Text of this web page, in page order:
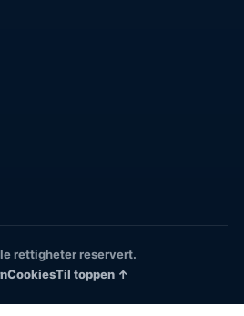
rettigheter reservert.
CookiesTil toppen ↑